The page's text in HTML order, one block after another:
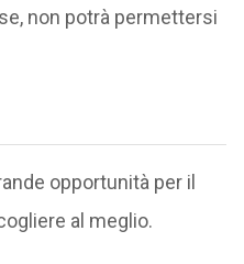
non potrà permettersi
opportunità per il
al meglio.